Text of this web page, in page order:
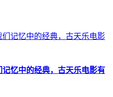
忆中的经典，古天乐电影有